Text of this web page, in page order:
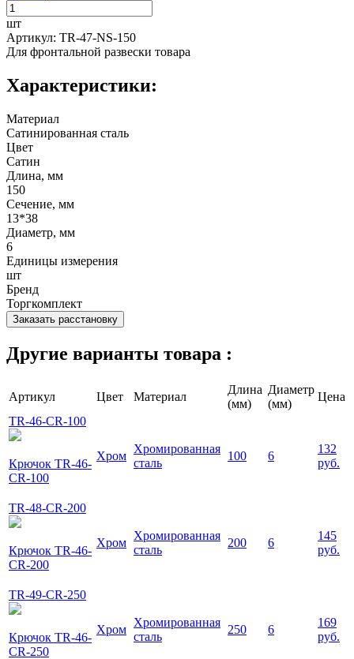
шт
Артикул: TR-47-NS-150
Для фронтальной развески товара
Характеристики:
Материал
Сатинированная сталь
Цвет
Сатин
Длина, мм
150
Сечение, мм
13*38
Диаметр, мм
6
Единицы измерения
шт
Бренд
Торгкомплект
Заказать расстановку
Другие варианты товара :
Артикул Цвет Материал
Длина
(мм)
Диаметр
(мм)
Цена
TR-46-CR-100
Крючок TR-46-
CR-100
Хром
Хромированная
сталь
100 6
132
руб.
TR-48-CR-200
Крючок TR-46-
CR-200
Хром
Хромированная
сталь
200 6
145
руб.
TR-49-CR-250
Крючок TR-46-
CR-250
Хром
Хромированная
сталь
250 6
169
руб.